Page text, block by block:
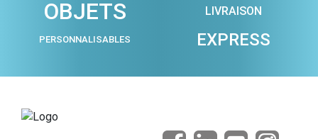
OBJETS
PERSONNALISABLES
LIVRAISON
EXPRESS